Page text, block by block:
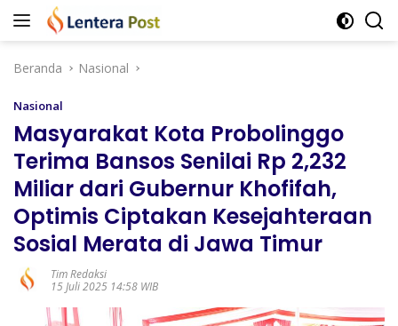
Langsung
Beranda
Nasional
Nasional
Masyarakat Kota Probolinggo
Terima Bansos Senilai Rp 2,232
Miliar dari Gubernur Khofifah,
Optimis Ciptakan Kesejahteraan
Sosial Merata di Jawa Timur
Tim Redaksi
15 Juli 2025 14:58 WIB